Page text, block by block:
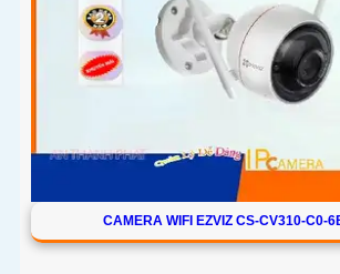
CAMERA WIFI EZVIZ CS-CV310-C0-